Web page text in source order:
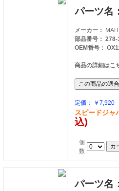
パーツ名
メーカー：
部品番号：
OEM番号：
商品の詳細はこ
定価： ￥7,920
スピードジャ
込)
個
数
パーツ名